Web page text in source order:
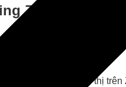
Zalo hiệu quả
tận dụng hiệu quả
khai chiến dịch tiếp thị